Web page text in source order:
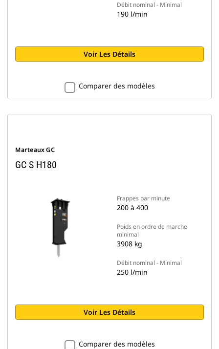
Débit nominal - Minimal
190 l/min
Voir Les Détails
Comparer des modèles
Marteaux GC
GC S H180
Frappes par minute
200 à 400
Poids en ordre de marche
minimal
3908 kg
Débit nominal - Minimal
250 l/min
Voir Les Détails
Comparer des modèles